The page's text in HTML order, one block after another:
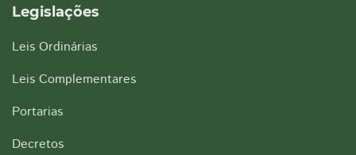
Legislações
Leis Ordinárias
Leis Complementares
Portarias
Decretos